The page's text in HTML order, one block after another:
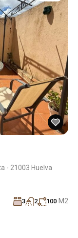
- 21003 Huelva
3 2 100 M2